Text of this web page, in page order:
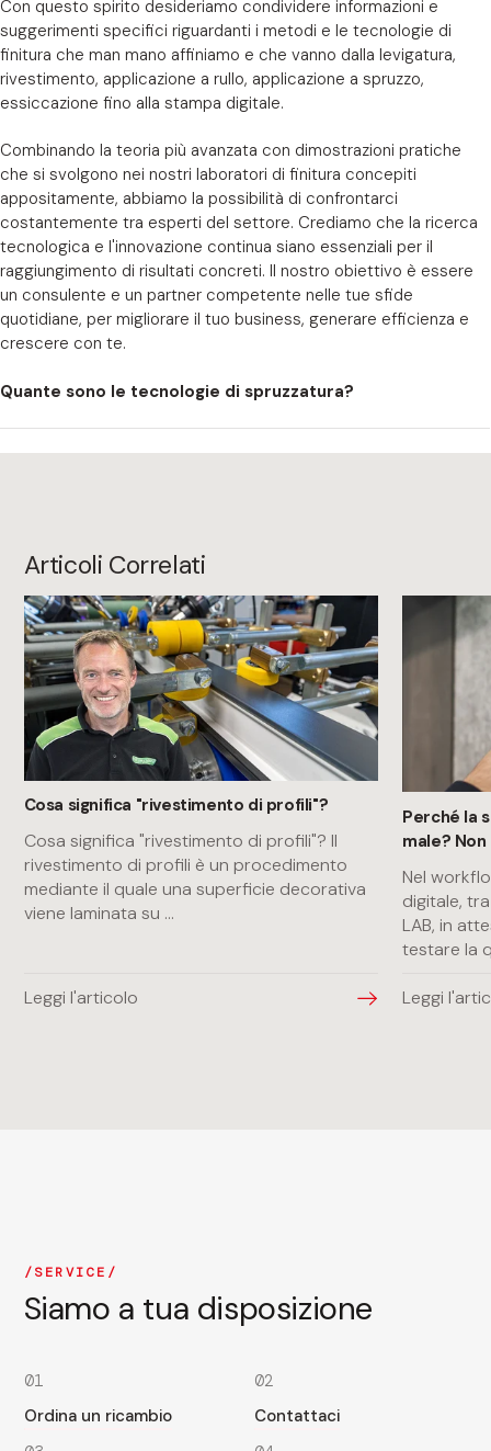
Con questo spirito desideriamo condividere informazioni e
suggerimenti specifici riguardanti i metodi e le tecnologie di
finitura che man mano affiniamo e che vanno dalla levigatura,
rivestimento, applicazione a rullo, applicazione a spruzzo,
essiccazione fino alla stampa digitale.
Combinando la teoria più avanzata con dimostrazioni pratiche
che si svolgono nei nostri laboratori di finitura concepiti
appositamente, abbiamo la possibilità di confrontarci
costantemente tra esperti del settore. Crediamo che la ricerca
tecnologica e l'innovazione continua siano essenziali per il
raggiungimento di risultati concreti. Il nostro obiettivo è essere
un consulente e un partner competente nelle tue sfide
quotidiane, per migliorare il tuo business, generare efficienza e
crescere con te.
Quante sono le tecnologie di spruzzatura?
Articoli Correlati
Cosa significa "rivestimento di profili"?
Cosa significa "rivestimento di profili"? Il
rivestimento di profili è un procedimento
mediante il quale una superficie decorativa
viene laminata su ...
Leggi l'articolo
Perché la
male?
Nel
digitale,
LAB, in
testare la
Leggi
SERVICE
Siamo a tua disposizione
01
Ordina un ricambio
02
Contattaci